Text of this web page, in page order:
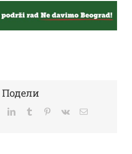
Подели
LinkedInTumblr Pinterest
Vk Email